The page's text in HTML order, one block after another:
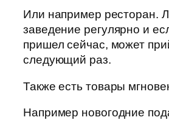
Или например ресторан.
заведение регулярно и
пришел сейчас, может
следующий раз.
Также есть товары
Например новогодние